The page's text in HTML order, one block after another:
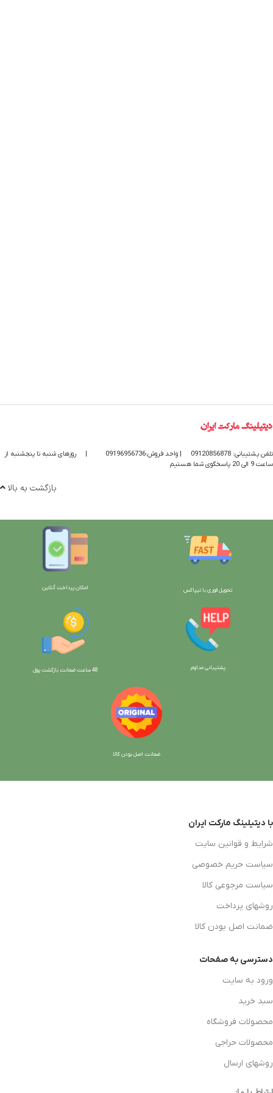
تلفن پشتیبانی: 09120856878 | واحد فروش:09196956736
روزهای شنبه تا پنجشنبه از
ساعت 9 الی 20 پاسخگوی شما هستیم
بازگشت به بالا
تحویل فوری با تیپاکس امکان پرداخت آنلاین
پشتیبانی مداوم 48 ساعت ضمانت بازگش ت پول
ضمانت اصل بودن کالا
با دیتیلینگ مارکت ایران
شرایط و قوانین سایت
سیاست حریم خصوصی
سیاست مرجوعی کالا
روشهای پرداخت
ضمانت اصل بودن کالا
دسترسی به صفحات
ورود به سایت
سبد خرید
محصولات فروشگاه
محصولات حراجی
روشهای ارسال